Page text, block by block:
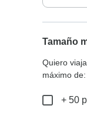
Tamaño
Quiero
máximo de:
+ 50